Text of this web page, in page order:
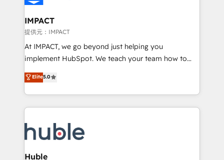
Click "Contact Business" ⬅️ to access 150+ Kickstart
Integration templates that put HubSpot in the center
of your tech stack, syncing... 🛍️ Shopify or
WooCommerce 💲 Stripe or Paypal 💰 Sage or
Netsuite 🤖 Google or Microsoft ✍️ DocuSign or
the rare Advanced "Custom Integrations"
Accreditation, securely sync data across... 🔄 any
new HubSpot portal with Advanced Website and
CRM Migrations using our in-house "HubScrub" Tool.
IMPACT
提供元：IMPACT
At IMPACT, we go beyond just helping you
implement HubSpot. We teach your team how to
master it. As the creators of the Endless Customers
System™ (the next evolution of They Ask, You
Answer), we’re the only HubSpot partner built
entirely around coaching and training. That means
skills, processes, and internal team you need to
attract the right buyers, close deals faster, and grow
without outside dependencies. You’ll learn how to: •
Elite5.0
Huble